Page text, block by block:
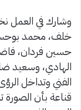
وشارك في العمل
خلف، محمد
حسين فردان،
الهادي، وسعيد
الفني وتداخل
قناعة بأن الصورة